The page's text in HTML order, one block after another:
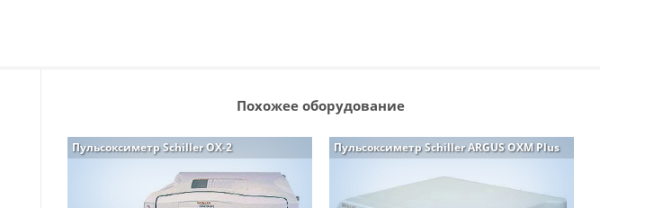
Похожее оборудование
Пульсоксиметр Schiller OX-2 Пульсоксиметр Schiller ARGUS OXM Plus